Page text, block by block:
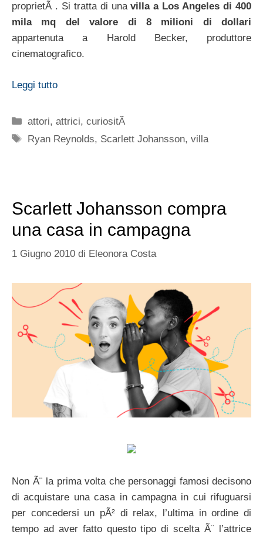
proprietÃ . Si tratta di unavilla a Los Angeles di 400
mila mq del valore di 8 milioni di dollari
appartenuta a Harold Becker, produttore
cinematografico.
Leggi tutto
Categorie
attori,attrici,curiositÃ
Tag
Ryan Reynolds, Scarlett Johansson,villa
Scarlett Johansson compra
una casa in campagna
1 Giugno 2010 di Eleonora Costa
Non Ã¨ la prima volta che personaggi famosi decisono
di acquistare una casa in campagna in cui rifuguarsi
per concedersi un pÃ² di relax, l’ultima in ordine di
tempo ad aver fatto questo tipo di scelta Ã¨ l’attrice